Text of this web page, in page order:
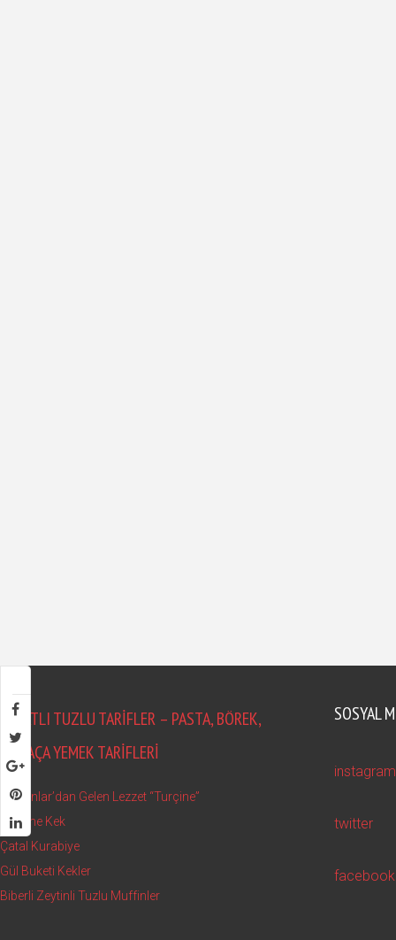
TATLI TUZLU TARIFLER – PASTA, BÖREK,
POHAÇA YEMEK TARIFLERI
Balkanlar’dan Gelen Lezzet “Turçine”
Şişleme Kek
Çatal Kurabiye
Gül Buketi Kekler
Biberli Zeytinli Tuzlu Muffinler
SOSYAL
instagram
twitter
facebook